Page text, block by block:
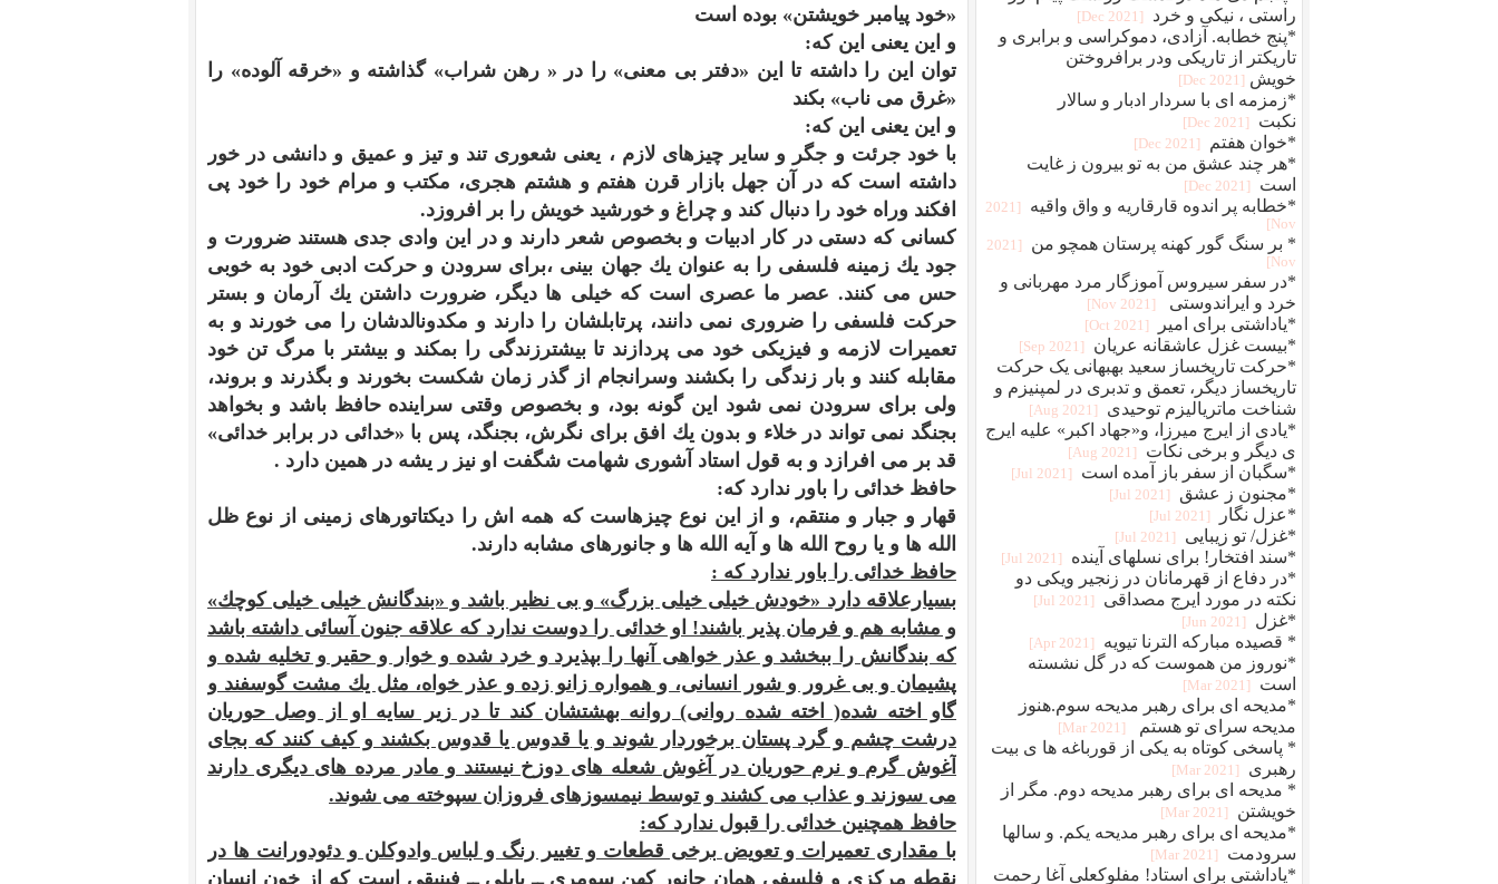
«خود پيامبر خويشتن» بوده است
و اين يعنى اين كه:
توان اين را داشته تا اين «دفتر بى معنى» را در « رهن شراب» گذاشته و «خرقه آلوده» را
«غرق مى ناب» بكند
و اين يعنى اين كه:
با خود جرئت و جگر و ساير چيزهاى لازم ، يعنى شعورى تند و تيز و عميق و دانشى در خور
داشته است كه در آن جهل بازار قرن هفتم و هشتم هجرى، مكتب و مرام خود را خود پى
افكند وراه خود را دنبال كند و چراغ و خورشيد خويش را بر افروزد.
كسانى كه دستى در كار ادبيات و بخصوص شعر دارند و در اين وادى جدى هستند ضرورت و
جود يك زمينه فلسفى را به عنوان يك جهان بينى ،براى سرودن و حركت ادبى خود به خوبى
حس مى كنند. عصر ما عصرى است كه خيلى ها ديگر، ضرورت داشتن يك آرمان و بستر
حركت فلسفى را ضرورى نمى دانند، پرتابلشان را دارند و مكدونالدشان را مى خورند و به
تعميرات لازمه و فيزيكى خود مى پردازند تا بيشترزندگى را بمكند و بيشتر با مرگ تن خود
مقابله كنند و بار زندگى را بكشند وسرانجام از گذر زمان شكست بخورند و بگذرند و بروند،
ولى براى سرودن نمى شود اين گونه بود، و بخصوص وقتى سراينده حافظ باشد و بخواهد
بجنگد نمى تواند در خلاء و بدون يك افق براى نگرش، بجنگد، پس با «خدائى در برابر خدائى»
قد بر مى افرازد و به قول استاد آشورى شهامت شگفت او نيز ر يشه در همين دارد .
حافظ خدائى را باور ندارد كه:
قهار و جبار و منتقم، و از اين نوع چيزهاست كه همه اش را ديكتاتورهاى زمينى از نوع ظل
الله ها و يا روح الله ها و آيه الله ها و جانورهاى مشابه دارند.
حافظ خدائى را باور ندارد كه :
بسيارعلاقه دارد «خودش خيلى خيلى بزرگ» و بى نظير باشد و «بندگانش خيلى خيلى كوچك»
و مشابه هم و فرمان پذير باشند! او خدائى را دوست ندارد كه علاقه جنون آسائى داشته باشد
كه بندگانش را ببخشد و عذر خواهى آنها را بپذيرد و خرد شده و خوار و حقير و تخليه شده و
پشيمان و بى غرور و شور انسانى، و همواره زانو زده و عذر خواه، مثل يك مشت گوسفند و
گاو اخته شده( اخته شده روانى) روانه بهشتشان كند تا در زير سايه او از وصل حوريان
درشت چشم و گرد پستان برخوردار شوند و يا قدوس يا قدوس بكشند و كيف كنند كه بجاى
آغوش گرم و نرم حوريان در آغوش شعله هاى دوزخ نيستند و مادر مرده هاى ديگرى دارند
مى سوزند و عذاب مى كشند و توسط نيمسوزهاى فروزان سپوخته مى شوند.
حافظ همچنين خدائى را قبول ندارد كه:
با مقدارى تعميرات و تعويض برخى قطعات و تغيير رنگ و لباس وادوكلن و دئودورانت ها در
نقطه مركزى و فلسفى همان جانور كهن سومرى ــ بابلى ــ فينيقى است كه از خون انسان
راستی ، نیکی و خرد
[2021 Dec]
*پنج خطابه. آزادی، دموکراسی و برابری و
تاریکتر از تاریکی ودر برافروختن
خویش [2021 Dec]
*زمزمه ای با سردار ادبار و سالار
نکبت
[2021 Dec]
*خوان هفتم [2021 Dec]
*هر چند عشق من به تو بیرون ز غایت
است
[2021 Dec]
*خطابه پر اندوه قارقاریه و واق واقیه
[2021
Nov]
* بر سنگ گور کهنه پرستان همچو من
[2021
Nov]
*در سفر سیروس آموزگار مرد مهربانی و
خرد و ایراندوستی
[2021 Nov]
*یاداشتی برای امیر [2021 Oct]
*بیست غزل عاشقانه عریان [2021 Sep]
*حرکت تاریخساز سعید بهبهانی یک حرکت
تاریخساز دیگر، تعمق و تدبری در لمپنیزم و
شناخت ماتریالیزم توحیدی
[2021 Aug]
*یادی از ایرج میرزا، و«جهاد اکبر» علیه ایرج
ی دیگر و برخی نکات
[2021 Aug]
*سگبان از سفر باز آمده است [2021 Jul]
*مجنون ز عشق [2021 Jul]
*عزل نگار [2021 Jul]
*غزل/ تو زیبایی [2021 Jul]
*سند افتخار! برای نسلهای آینده [2021 Jul]
*در دفاع از قهرمانان در زنجیر ویکی دو
نکته در مورد ایرج مصداقی
[2021 Jul]
*غزل [2021 Jun]
* قصیده مبارکه الترنا تیویه [2021 Apr]
*نوروز من هموست که در گل نشسته
است
[2021 Mar]
*مدیحه ای برای رهبر مدیحه سوم.هنوز
مدیحه سرای تو هستم
[2021 Mar]
* پاسخی کوتاه به یکی از قورباغه ها ی بیت
رهبری
[2021 Mar]
* مدیحه ای برای رهبر مدیحه دوم. مگر از
خویشتن
[2021 Mar]
*مدیحه ای برای رهبر مدیحه یکم. و سالها
سرودمت
[2021 Mar]
*یاداشتی برای استاد! مفلوکعلی آغا رحمت